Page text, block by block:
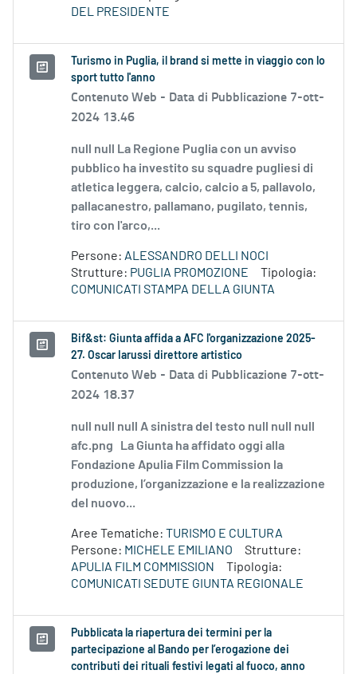
DEL PRESIDENTE
Turismo in Puglia, il brand si mette in viaggio con lo
sport tutto l'anno
Contenuto Web - Data di Pubblicazione 7-ott-
2024 13.46
null null La Regione Puglia con un avviso
pubblico ha investito su squadre pugliesi di
atletica leggera, calcio, calcio a 5, pallavolo,
pallacanestro, pallamano, pugilato, tennis,
tiro con l'arco,...
Persone: ALESSANDRO DELLI NOCI
Strutture: PUGLIA PROMOZIONE
Tipologia:
COMUNICATI STAMPA DELLA GIUNTA
Bif&st: Giunta affida a AFC l'organizzazione 2025-
27. Oscar Iarussi direttore artistico
Contenuto Web - Data di Pubblicazione 7-ott-
2024 18.37
null null null A sinistra del testo null null null
afc.png La Giunta ha affidato oggi alla
Fondazione Apulia Film Commission la
produzione, l’organizzazione e la realizzazione
del nuovo...
Aree Tematiche: TURISMO E CULTURA
Persone: MICHELE EMILIANO
Strutture:
APULIA FILM COMMISSION
Tipologia:
COMUNICATI SEDUTE GIUNTA REGIONALE
Pubblicata la riapertura dei termini per la
partecipazione al Bando per l’erogazione dei
contributi dei rituali festivi legati al fuoco, anno